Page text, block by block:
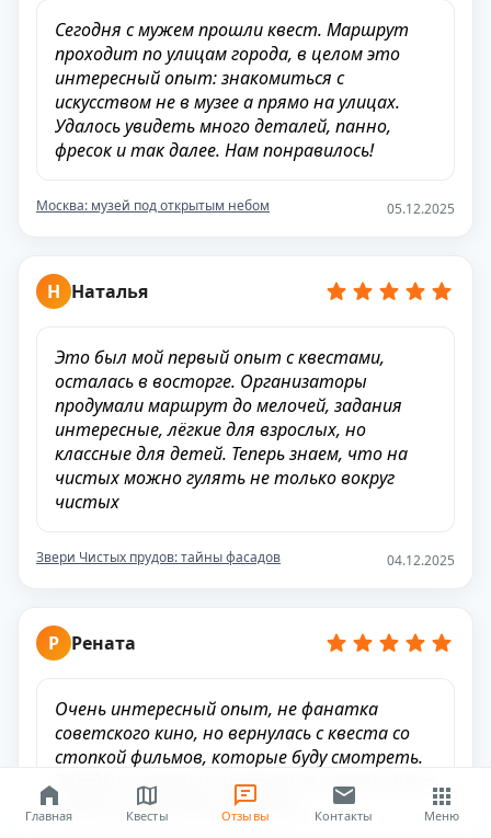
Сегодня с мужем прошли квест. Маршрут
проходит по улицам города, в целом это
интересный опыт: знакомиться с
искусством не в музее а прямо на улицах.
Удалось увидеть много деталей, панно,
фресок и так далее. Нам понравилось!
Москва: музей под открытым небом 05.12.2025
Н Наталья
Это был мой первый опыт с квестами,
осталась в восторге. Организаторы
продумали маршрут до мелочей, задания
интересные, лёгкие для взрослых, но
классные для детей. Теперь знаем, что на
чистых можно гулять не только вокруг
чистых
Звери Чистых прудов: тайны фасадов 04.12.2025
Р Рената
Очень интересный опыт, не фанатка
советского кино, но вернулась с квеста со
стопкой фильмов, которые буду смотреть.
Загадки и локации интересные, узнала много
нового о культовых фильмах.
Главная Квесты Отзывы Контакты Меню